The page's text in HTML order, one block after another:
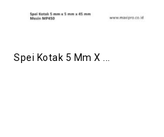
Spei Kotak 5 Mm X ...